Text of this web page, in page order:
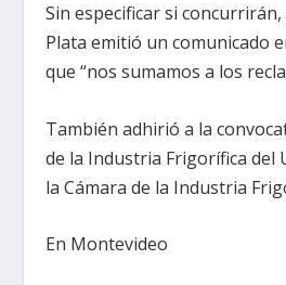
Sin especificar si
Plata emitió un comunicado
que “nos sumamos a los
También adhirió a la
de la Industria Frigorífica del
la Cámara de la Industria
En Montevideo